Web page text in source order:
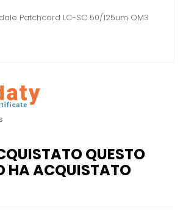
Patchcord LC-SC 50/125um OM3
QUESTO
HA ACQUISTATO